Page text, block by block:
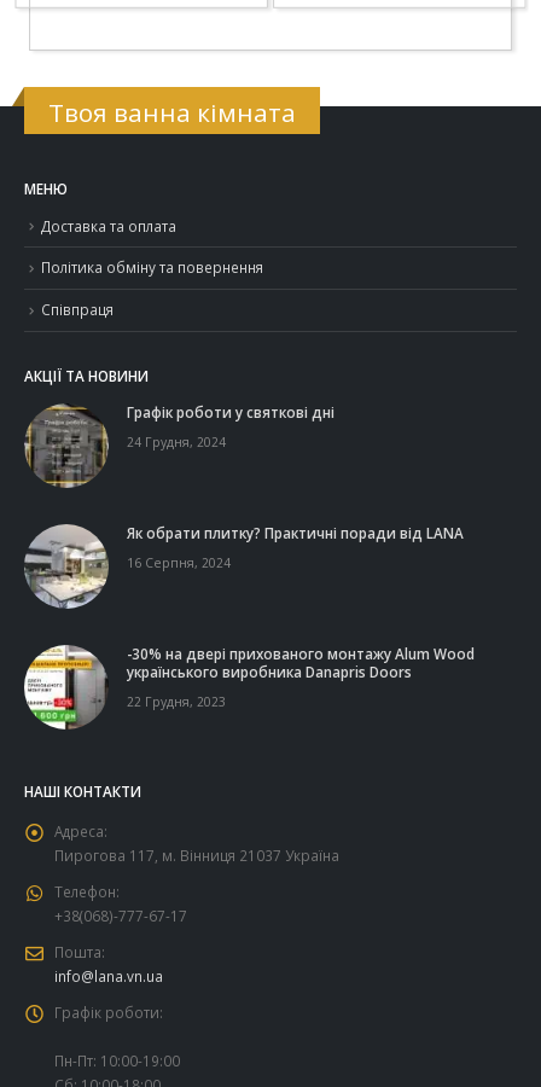
Твоя ванна кімната
МЕНЮ
Доставка та оплата
Політика обміну та повернення
Співпраця
АКЦІЇ ТА НОВИНИ
Графік роботи у святкові дні
24 Грудня, 2024
Як обрати плитку? Практичні поради від LANA
16 Серпня, 2024
-30% на двері прихованого монтажу Alum Wood
українського виробника Danapris Doors
22 Грудня, 2023
НАШІ КОНТАКТИ
Адреса:
Пирогова 117, м. Вінниця 21037 Україна
Телефон:
+38(068)-777-67-17
Пошта:
info@lana.vn.ua
Графік роботи:
Пн-Пт: 10:00-19:00